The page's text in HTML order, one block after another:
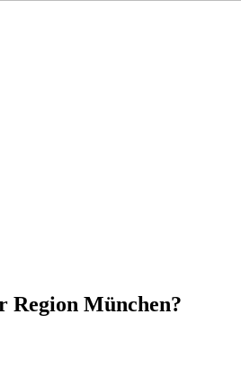
Region München?